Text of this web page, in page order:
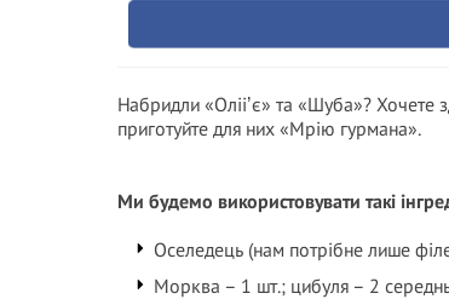
Набридли «Олііʼє» та «Шуба»? Хочете
приготуйте для них «Мрію гурмана».
Ми будемо використовувати такі
Оселедець (нам потрібне лише
Морква – 1 шт.; цибуля – 2